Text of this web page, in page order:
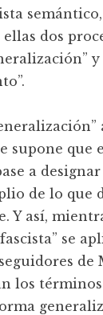
semántico,
dos
y
supone que
a
de lo que
Y así,
se
de
los términos